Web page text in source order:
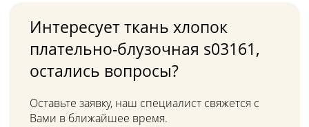
Интересует ткань хлопок
плательно-блузочная s03161,
остались вопросы?
Оставьте заявку, наш специалист свяжется с
Вами в ближайшее время.